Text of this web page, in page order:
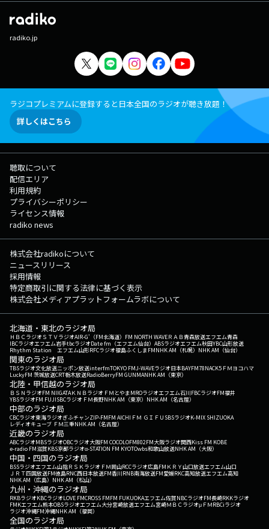
radiko.jp
ラジコプレミアムに登録すると日本全国のラジオが聴き放題！
詳しくはこちら
聴取について
配信エリア
利用規約
プライバシーポリシー
ライセンス情報
radiko news
株式会社radikoについて
ニュースリリース
採用情報
特定商取引に関する法律に基づく表示
株式会社メディアプラットフォームラボについて
北海道・東北のラジオ局
ＨＢＣラジオＳＴＶラジオAIR-G'（FM北海道） FM NORTH WAVEＲＡＢ青森放送エフエム青森
IBCラジオエフエム岩手tbcラジオDate fm（エフエム仙台） ABSラジオエフエム秋田YBC山形放送
Rhythm Station エフエム山形RFCラジオ福島ふくしまFMNHK AM（札幌） NHK AM（仙台）
関東のラジオ局
TBSラジオ文化放送ニッポン放送interfmTOKYO FMJ-WAVEラジオ日本BAYFM78NACK5 ＦＭヨコハマ
LuckyFM 茨城放送CRT栃木放送RadioBerryFM GUNMANHK AM（東京）
北陸・甲信越のラジオ局
ＢＳＮラジオFM NIIGATAＫＮＢラジオ ＦＭとやまMROラジオエフエム石川FBCラジオFM福井
YBSラジオFM FUJISBCラジオ ＦＭ長野NHK AM（東京） NHK AM（名古屋）
中部のラジオ局
CBCラジオ東海ラジオぎふチャンZIP-FMFM AICHI ＦＭ ＧＩＦＵ SBSラジオK-MIX SHIZUOKA
レディオキューブ ＦＭ三重NHK AM（名古屋）
近畿のラジオ局
ABCラジオMBSラジオOBCラジオ大阪FM COCOLOFM802FM大阪ラジオ関西Kiss FM KOBE
e-radio FM滋賀KBS京都ラジオα-STATION FM KYOTOwbs和歌山放送NHK AM（大阪）
中国・四国のラジオ局
BSSラジオエフエム山陰ＲＳＫラジオ ＦＭ岡山RCCラジオ広島FM ＫＲＹ山口放送エフエム山口
ＪＲＴ四国放送FM徳島RNC西日本放送FM香川RNB南海放送FM愛媛RKC高知放送エフエム高知
NHK AM（広島） NHK AM（松山）
九州・沖縄のラジオ局
RKBラジオKBCラジオLOVE FMCROSS FMFM FUKUOKAエフエム佐賀NBCラジオFM長崎RKKラジオ
FMKエフエム熊本OBSラジオエフエム大分宮崎放送エフエム宮崎ＭＢＣラジオμＦＭRBCiラジオ
ラジオ沖縄FM沖縄NHK AM（福岡）
全国のラジオ局